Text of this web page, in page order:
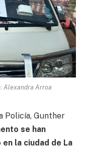
Alexandra Arroa
Policía, Gunther
se han
la ciudad de La